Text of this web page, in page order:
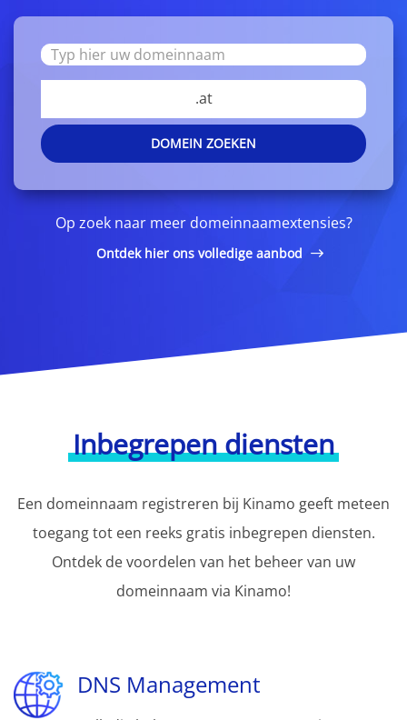
.at
DOMEIN ZOEKEN
Op zoek naar meer domeinnaamextensies?
Ontdek hier ons volledige aanbod
Inbegrepen diensten
Een domeinnaam registreren bij Kinamo geeft meteen
toegang tot een reeks gratis inbegrepen diensten.
Ontdek de voordelen van het beheer van uw
domeinnaam via Kinamo!
DNS Management